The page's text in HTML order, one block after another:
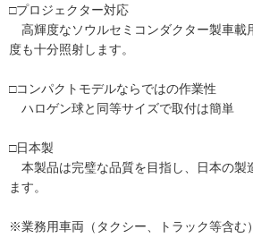
□プロジェクター対応
高輝度なソウルセミコンダクター製車載
度も十分照射します。
□コンパクトモデルならではの作業性
ハロゲン球と同等サイズで取付は簡単
□日本製
本製品は完璧な品質を目指し、日本の製
ます。
※業務用車両（タクシー、トラック等含む